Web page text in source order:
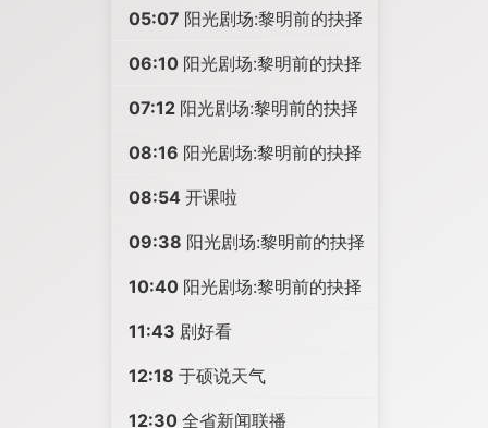
05:07 阳光剧场:黎明前的抉择
06:10 阳光剧场:黎明前的抉择
07:12 阳光剧场:黎明前的抉择
08:16 阳光剧场:黎明前的抉择
08:54 开课啦
09:38 阳光剧场:黎明前的抉择
10:40 阳光剧场:黎明前的抉择
11:43 剧好看
12:18 于硕说天气
12:30 全省新闻联播